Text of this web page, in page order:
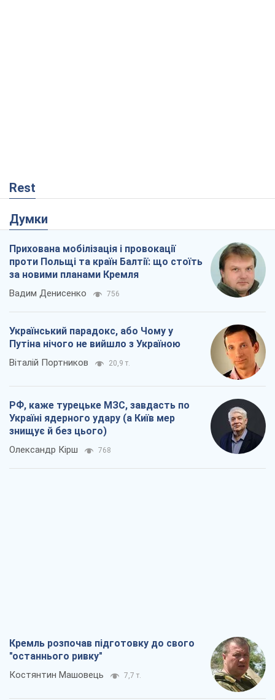
Rest
Думки
Прихована мобілізація і провокації
проти Польщі та країн Балтії: що стоїть
за новими планами Кремля
Вадим Денисенко 756
Український парадокс, або Чому у
Путіна нічого не вийшло з Україною
Віталій Портников 20,9 т.
РФ, каже турецьке МЗС, завдасть по
Україні ядерного удару (а Київ мер
знищує й без цього)
Олександр Кірш 768
Кремль розпочав підготовку до свого
"останнього ривку"
Костянтин Машовець 7,7 т.